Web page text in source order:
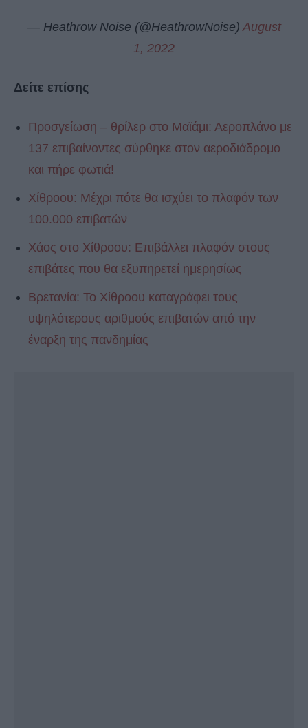
— Heathrow Noise (@HeathrowNoise)August
1, 2022
Δείτε επίσης
Προσγείωση – θρίλερ στο Μαϊάμι: Αεροπλάνο με
137 επιβαίνοντες σύρθηκε στον αεροδιάδρομο
και πήρε φωτιά!
Χίθροου: Μέχρι πότε θα ισχύει το πλαφόν των
100.000 επιβατών
Χάος στο Χίθροου: Επιβάλλει πλαφόν στους
επιβάτες που θα εξυπηρετεί ημερησίως
Βρετανία: Το Χίθροου καταγράφει τους
υψηλότερους αριθμούς επιβατών από την
έναρξη της πανδημίας